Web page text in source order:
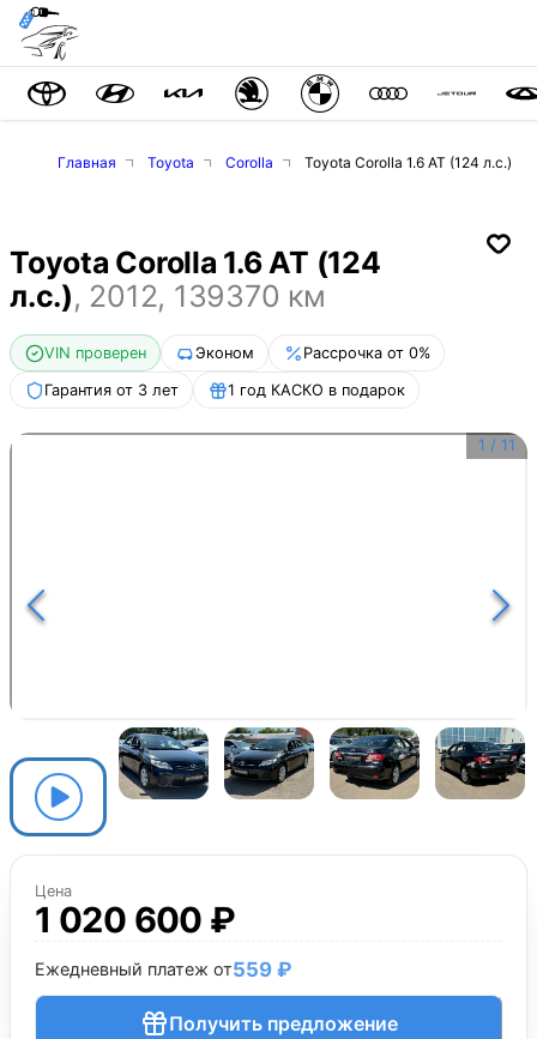
Главная Toyota Corolla Toyota Corolla 1.6 AT (124 л.с.)
Toyota Corolla 1.6 AT (124
л.с.), 2012, 139370 км
VIN проверен Эконом Рассрочка от 0%
Гарантия от 3 лет 1 год КАСКО в подарок
1 / 11
Цена
1 020 600 ₽
Ежедневный платеж от559 ₽
Получить предложение